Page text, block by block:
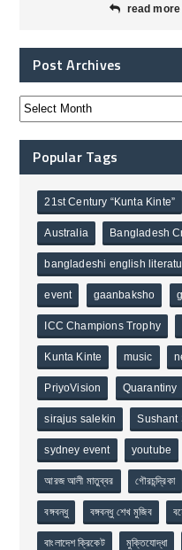
read more
Post Archives
Popular Tags
21st Century “Kunta Kinte”
Australia Bangladesh
bangladeshi english
event gaanbaksho
ICC Champions Trophy
Kunta Kinte music
PriyoVision Quarantiny
sirajus salekin Sushant
sydney event youtube
আরজ আলী মাতুব্বর গৌরচন্দ্রিকা
বঙ্গবন্ধু বঙ্গবন্ধু শেখ মুজিব
বাংলাদেশ ক্রিকেট মুক্তিযোদ্ধা